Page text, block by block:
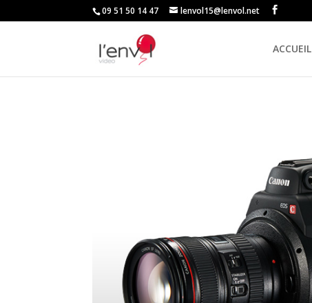
09 51 50 14 47 lenvol15@lenvol.net
ACCUEIL